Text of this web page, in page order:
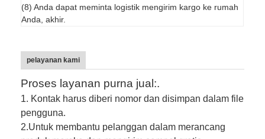
(8) Anda dapat meminta logistik mengirim kargo ke rumah
Anda, akhir.
pelayanan kami
Proses layanan purna jual:.
1. Kontak harus diberi nomor dan disimpan dalam file
pengguna.
2.Untuk membantu pelanggan dalam merancang